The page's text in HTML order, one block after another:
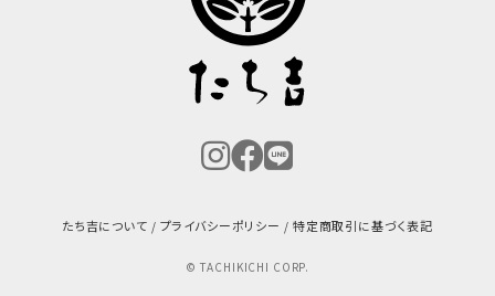
たち吉について プライバシーポリシー 特定商取引に基づく表記
© TACHIKICHI CORP.